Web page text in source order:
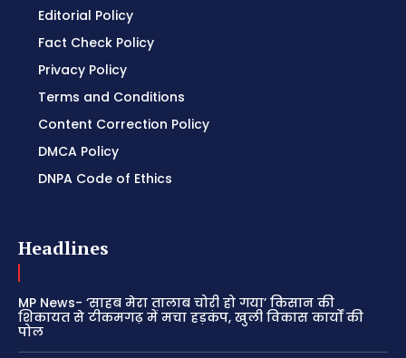
Editorial Policy
Fact Check Policy
Privacy Policy
Terms and Conditions
Content Correction Policy
DMCA Policy
DNPA Code of Ethics
Headlines
MP News- ‘साहब मेरा तालाब चोरी हो गया’ किसान की
शिकायत से टीकमगढ़ में मचा हड़कंप, खुली विकास कार्यों की
पोल